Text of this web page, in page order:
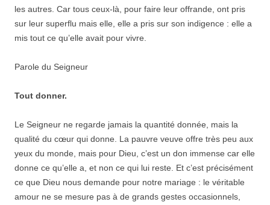
les autres. Car tous ceux-là, pour faire leur offrande, ont pris
sur leur superflu mais elle, elle a pris sur son indigence : elle a
mis tout ce qu’elle avait pour vivre.
Parole du Seigneur
Tout donner.
Le Seigneur ne regarde jamais la quantité donnée, mais la
qualité du cœur qui donne. La pauvre veuve offre très peu aux
yeux du monde, mais pour Dieu, c’est un don immense car elle
donne ce qu’elle a, et non ce qui lui reste. Et c’est précisément
ce que Dieu nous demande pour notre mariage : le véritable
amour ne se mesure pas à de grands gestes occasionnels,